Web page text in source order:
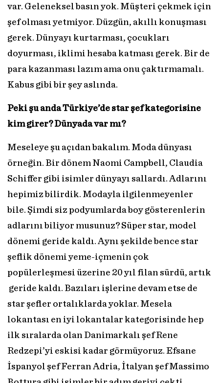
var. Geleneksel basın yok. Müşteri çekmek için
şef olması yetmiyor. Düzgün, akıllı konuşması
gerek. Dünyayı kurtarması, çocukları
doyurması, iklimi hesaba katması gerek. Bir de
para kazanması lazım ama onu çaktırmamalı.
Kabus gibi bir şey aslında.
Peki şu anda Türkiye’de star şef kategorisine
kim girer? Dünyada var mı?
Meseleye şu açıdan bakalım. Moda dünyası
örneğin. Bir dönem Naomi Campbell, Claudia
Schiffer gibi isimler dünyayı sallardı. Adlarını
hepimiz bilirdik. Modayla ilgilenmeyenler
bile. Şimdi siz podyumlarda boy gösterenlerin
adlarını biliyor musunuz? Süper star, model
dönemi geride kaldı. Aynı şekilde bence star
şeflik dönemi yeme-içmenin çok
popülerleşmesi üzerine 20 yıl filan sürdü, artık
geride kaldı. Bazıları işlerine devam etse de
star şefler ortalıklarda yoklar. Mesela
lokantası en iyi lokantalar kategorisinde hep
ilk sıralarda olan Danimarkalı şef Rene
Redzepi’yi eskisi kadar görmüyoruz. Efsane
İspanyol şef Ferran Adria, İtalyan şef Massimo